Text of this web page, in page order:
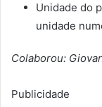
Unidade do
unidade
Colaborou:
Publicidade